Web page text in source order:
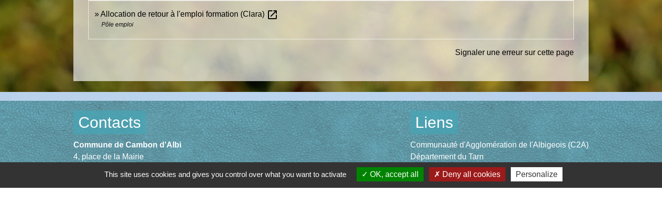
Allocation de retour à l'emploi formation (Clara) open_in_new
Pôle emploi
Signaler une erreur sur cette page
Contacts
Commune de Cambon d'Albi
4, place de la Mairie
Liens
Communauté d'Agglomération de l'Albigeois (C2A)
Département du Tarn
Région Occitanie
Préfecture du Tarn
This site uses cookies and gives you control over what you want to activate OK, accept all Deny all cookies Personalize